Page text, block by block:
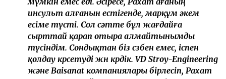
инсульт алғанын естігенде, марқұм әкем
есіме түсті. Сол сәтте бұл жағдайға
сырттай қарап отыра алмайтынымды
түсіндім. Сондықтан біз сөзбен емес, іспен
қолдау көрсетуді жөн көрдік. VD Stroy-Engineering
және Baisanat компаниялары бірлесіп, Рахат